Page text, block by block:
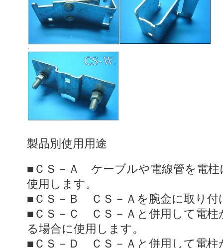
製品別使用用途
■ＣＳ－Ａ ケーブルや電線管を電柱
使用します。
■ＣＳ－Ｂ ＣＳ－Ａを腕金に取り付
■ＣＳ－Ｃ ＣＳ－Ａと併用して電柱
る場合に使用します。
■ＣＳ－Ｄ ＣＳ－Ａと併用して電柱